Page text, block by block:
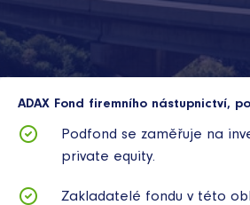
ADAX Fond firemního nástupnictví,
Podfond se zaměřuje na
private equity.
Zakladatelé fondu v této